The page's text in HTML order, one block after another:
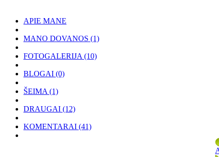
APIE MANE
MANO DOVANOS (1)
FOTOGALERIJA (10)
BLOGAI (0)
ŠEIMA (1)
DRAUGAI (12)
KOMENTARAI (41)